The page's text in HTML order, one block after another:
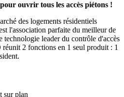
ouvrir tous les accès piétons !
des logements résidentiels
l'association parfaite du meilleur de
technologie leader du contrôle d'accès
2 fonctions en 1 seul produit : 1
sur plan